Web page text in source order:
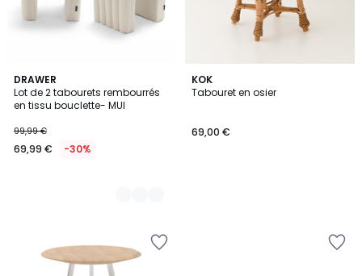
DRAWER
Lot de 2 tabourets rembourrés
en tissu bouclette- MUI
99,99 €
69,99 € -30%
2
Couleurs
KOK
Tabouret en osier
69,00 €